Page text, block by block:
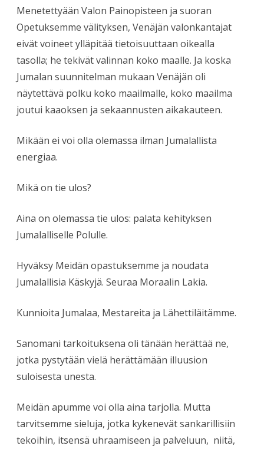
Menetettyään Valon Painopisteen ja suoran
Opetuksemme välityksen, Venäjän valonkantajat
eivät voineet ylläpitää tietoisuuttaan oikealla
tasolla; he tekivät valinnan koko maalle. Ja koska
Jumalan suunnitelman mukaan Venäjän oli
näytettävä polku koko maailmalle, koko maailma
joutui kaaoksen ja sekaannusten aikakauteen.
Mikään ei voi olla olemassa ilman Jumalallista
energiaa.
Mikä on tie ulos?
Aina on olemassa tie ulos: palata kehityksen
Jumalalliselle Polulle.
Hyväksy Meidän opastuksemme ja noudata
Jumalallisia Käskyjä. Seuraa Moraalin Lakia.
Kunnioita Jumalaa, Mestareita ja Lähettiläitämme.
Sanomani tarkoituksena oli tänään herättää ne,
jotka pystytään vielä herättämään illuusion
suloisesta unesta.
Meidän apumme voi olla aina tarjolla. Mutta
tarvitsemme sieluja, jotka kykenevät sankarillisiin
tekoihin, itsensä uhraamiseen ja palveluun, niitä,